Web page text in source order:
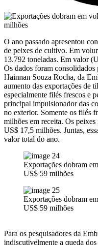
O ano passado apresentou
de peixes de cultivo. Em
13.792 toneladas. Em valor
Os dados foram
Hainnan Souza Rocha, da
aumento das exportações de
especialmente filés frescos e
principal impulsionador das
no exterior. Somente os filés
milhões em receita. Os
US$ 17,5 milhões. Juntas,
valor total do ano.
Exportações dobram
US$ 59 milhões
Exportações dobram
US$ 59 milhões
Para os pesquisadores da
indiscutivelmente a queda